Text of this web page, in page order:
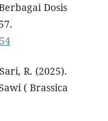
Dosis
R. (2025).
( Brassica